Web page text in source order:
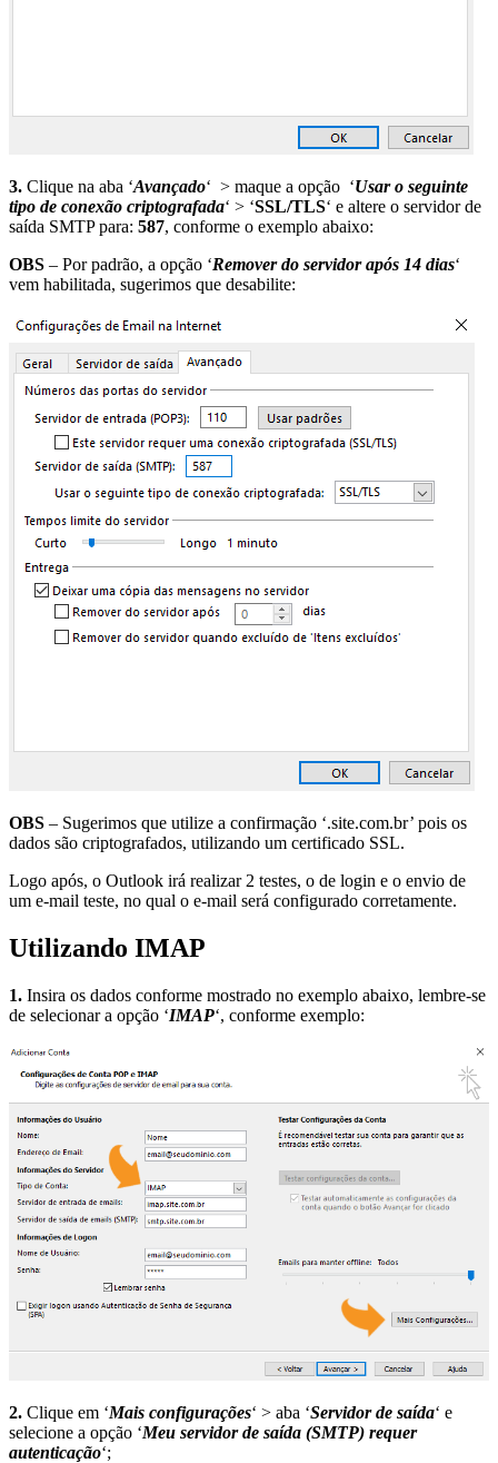
3. Clique na aba ‘Avançado‘ > maque a opção ‘Usar o seguinte
tipo de conexão criptografada‘ > ‘SSL/TLS‘ e altere o servidor de
saída SMTP para: 587, conforme o exemplo abaixo:
OBS – Por padrão, a opção ‘Remover do servidor após 14 dias‘
vem habilitada, sugerimos que desabilite:
OBS – Sugerimos que utilize a confirmação ‘.site.com.br’ pois os
dados são criptografados, utilizando um certificado SSL.
Logo após, o Outlook irá realizar 2 testes, o de login e o envio de
um e-mail teste, no qual o e-mail será configurado corretamente.
Utilizando IMAP
1. Insira os dados conforme mostrado no exemplo abaixo, lembre-se
de selecionar a opção ‘IMAP‘, conforme exemplo:
2. Clique em ‘Mais configurações‘ > aba ‘Servidor de saída‘ e
selecione a opção ‘Meu servidor de saída (SMTP) requer
autenticação‘;